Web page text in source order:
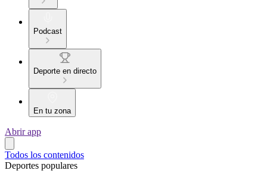
Podcast
Deporte en directo
En tu zona
Abrir app
Todos los contenidos
Deportes populares